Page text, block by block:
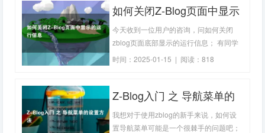
的代码看下：页面判断{if
如何关闭Z-Blog页面中显示
的运行信息
今天收到一位用户的咨询，问如何关闭
zblog页面底部显示的运行信息； 有同学
可能会问页面运行信息是什么？我们来看
悟的赶脚，原来是这个呀；那么这个信息
行时
时间：2025-01-15 | 阅读：818
Z-Blog入门 之 导航菜单的
设置方法
我想对于使用zblog的新手来说，如何设
置导航菜单可能是一个很棘手的问题吧；